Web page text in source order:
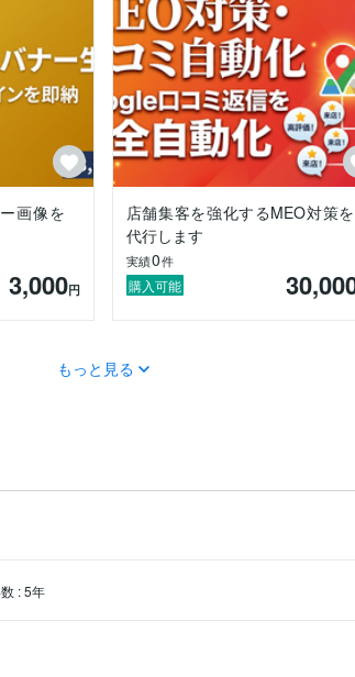
画像を
3,000円
店舗集客を強化するMEO対策を
代行します
実績0件
購入可能
もっと見る
:5年